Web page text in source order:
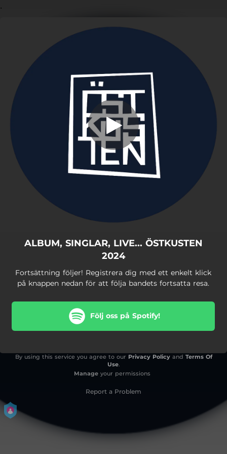
ALBUM, SINGLAR, LIVE... ÖSTKUSTEN
2024
Fortsättning följer! Registrera dig med ett enkelt klick
på knappen nedan för att följa bandets fortsatta resa.
Följ oss på Spotify!
By using this service you agree to our Privacy Policyand Terms Of
Use.
Manageyour permissions
Report a Problem
.